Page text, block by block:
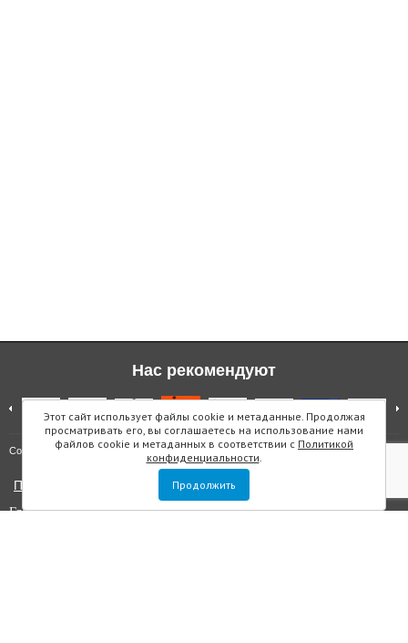
Этот сайт использует файлы cookie и метаданные. Продолжая
просматривать его, вы соглашаетесь на использование нами
файлов cookie и метаданных в соответствии с Политикой
конфиденциальности.
Продолжить
Нас рекомендуют
Copyright © "Инмарин" Карта сайта
Политика конфиденциальности
Главный редактор Маслова Е.О.